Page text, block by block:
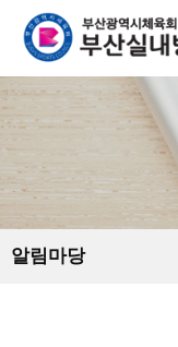
알림마당